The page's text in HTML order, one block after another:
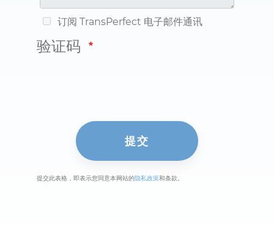
订阅 TransPerfect 电子邮件通讯
验证码
提交此表格，即表示您同意本网站的隐私政策和条款。